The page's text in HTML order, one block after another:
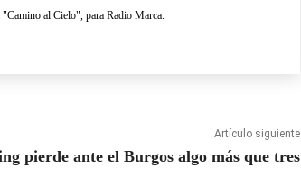
al Cielo", para Radio Marca.
Artículo siguiente
pierde ante el Burgos algo más que tres